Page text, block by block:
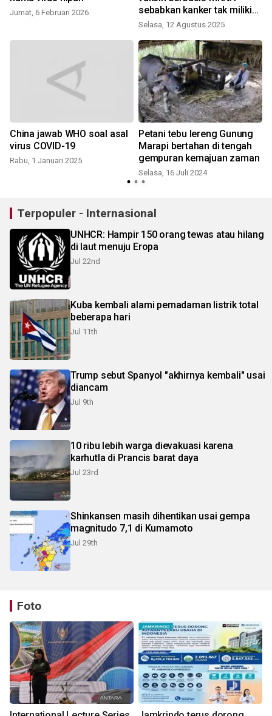
Jumat, 6 Februari 2026
sebabkan kanker tak miliki
dasar
Selasa, 12 Agustus 2025
China jawab WHO soal asal
virus COVID-19
Rabu, 1 Januari 2025
Petani tebu lereng Gunung
Marapi bertahan di tengah
gempuran kemajuan zaman
Selasa, 16 Juli 2024
Terpopuler - Internasional
UNHCR: Hampir 150 orang tewas atau hilang
di laut menuju Eropa
Jul 22nd
Kuba kembali alami pemadaman listrik total
beberapa hari
Jul 11th
Trump sebut Spanyol "akhirnya kembali" usai
diancam
Jul 9th
10 ribu lebih warga dievakuasi karena
karhutla di Prancis barat daya
Jul 23rd
Shinkansen masih dihentikan usai gempa
magnitudo 7,1 di Kumamoto
Jul 29th
Foto